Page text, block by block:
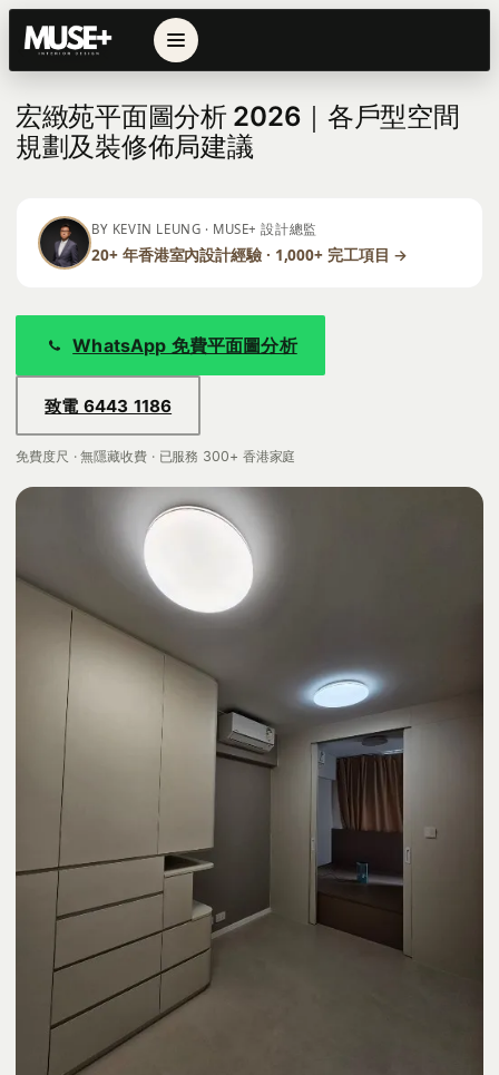
← 返回列表
宏緻苑平面圖分析 2026｜各戶型空間
規劃及裝修佈局建議
BY KEVIN LEUNG · MUSE+ 設計總監
20+ 年香港室內設計經驗 · 1,000+ 完工項目 →
WhatsApp 免費平面圖分析
致電 6443 1186
免費度尺 · 無隱藏收費 · 已服務 300+ 香港家庭